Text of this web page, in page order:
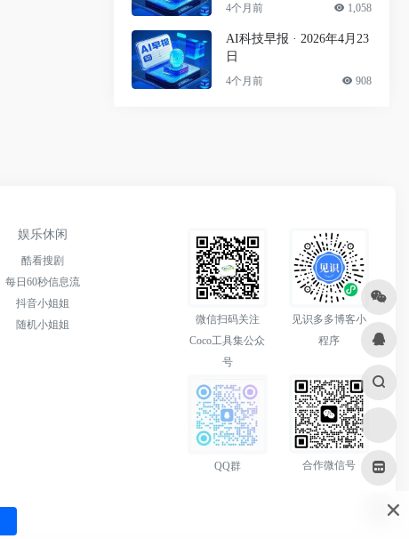
4个月前 1,058
AI科技早报 · 2026年4月23
日
4个月前 908
娱乐休闲
酷看搜剧
每日60秒信息流
抖音小姐姐
随机小姐姐
微信扫码关注
Coco工具集公众
号
见识多多博客小
程序
QQ群 合作微信号